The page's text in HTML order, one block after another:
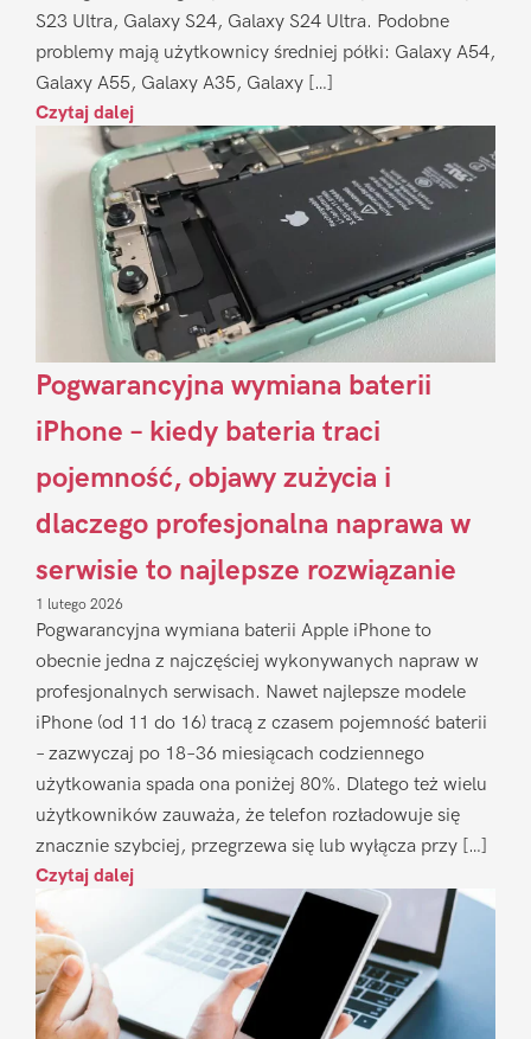
S23 Ultra, Galaxy S24, Galaxy S24 Ultra. Podobne
problemy mają użytkownicy średniej półki: Galaxy A54,
Galaxy A55, Galaxy A35, Galaxy […]
Czytaj dalej
Pogwarancyjna wymiana baterii
iPhone – kiedy bateria traci
pojemność, objawy zużycia i
dlaczego profesjonalna naprawa w
serwisie to najlepsze rozwiązanie
1 lutego 2026
Pogwarancyjna wymiana baterii Apple iPhone to
obecnie jedna z najczęściej wykonywanych napraw w
profesjonalnych serwisach. Nawet najlepsze modele
iPhone (od 11 do 16) tracą z czasem pojemność baterii
– zazwyczaj po 18–36 miesiącach codziennego
użytkowania spada ona poniżej 80%. Dlatego też wielu
użytkowników zauważa, że telefon rozładowuje się
znacznie szybciej, przegrzewa się lub wyłącza przy […]
Czytaj dalej